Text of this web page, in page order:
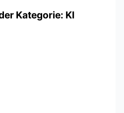
Kategorie: KI